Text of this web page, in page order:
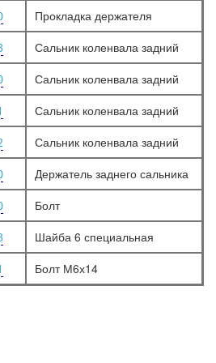
Прокладка держателя
Сальник коленвала задний
Сальник коленвала задний
Сальник коленвала задний
Сальник коленвала задний
Держатель заднего сальника
Болт
Шайба 6 специальная
Болт М6х14